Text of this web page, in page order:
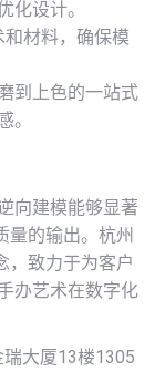
化设计。
和材料，确保模
到上色的一站式
。
向建模能够显著
量的输出。杭州
，致力于为客户
办艺术在数字化
大厦13楼1305